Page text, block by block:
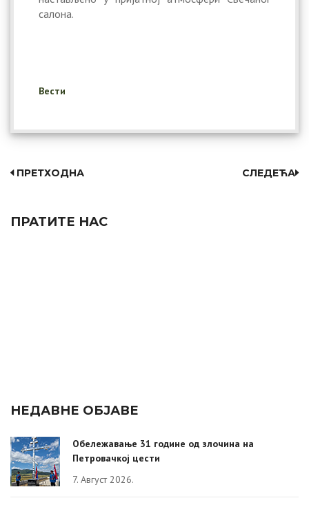
салона.
Вести
ПРЕТХОДНА СЛЕДЕЋА
ПРАТИТЕ НАС
НЕДАВНЕ ОБЈАВЕ
Обележавање 31 године од злочина на
Петровачкој цести
7. Август 2026.